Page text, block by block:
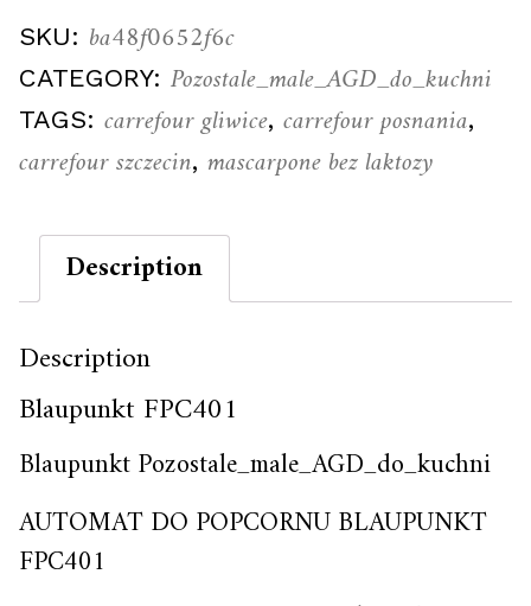
SKU: ba48f0652f6c
CATEGORY: Pozostale_male_AGD_do_kuchni
TAGS: carrefour gliwice, carrefour posnania,
carrefour szczecin, mascarpone bez laktozy
Description
Description
Blaupunkt FPC401
Blaupunkt Pozostale_male_AGD_do_kuchni
AUTOMAT DO POPCORNU BLAUPUNKT
FPC401